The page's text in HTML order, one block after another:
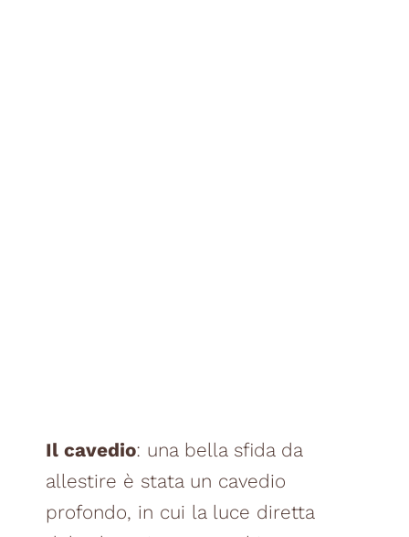
Il cavedio: una bella sfida da
allestire è stata un cavedio
profondo, in cui la luce diretta